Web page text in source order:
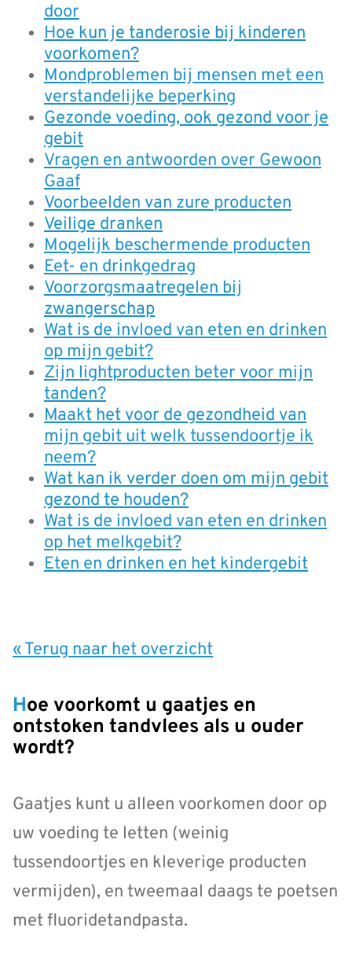
door
Hoe kun je tanderosie bij kinderen
voorkomen?
Mondproblemen bij mensen met een
verstandelijke beperking
Gezonde voeding, ook gezond voor je
gebit
Vragen en antwoorden over Gewoon
Gaaf
Voorbeelden van zure producten
Veilige dranken
Mogelijk beschermende producten
Eet- en drinkgedrag
Voorzorgsmaatregelen bij
zwangerschap
Wat is de invloed van eten en drinken
op mijn gebit?
Zijn lightproducten beter voor mijn
tanden?
Maakt het voor de gezondheid van
mijn gebit uit welk tussendoortje ik
neem?
Wat kan ik verder doen om mijn gebit
gezond te houden?
Wat is de invloed van eten en drinken
op het melkgebit?
Eten en drinken en het kindergebit
« Terug naar het overzicht
Hoe voorkomt u gaatjes en
ontstoken tandvlees als u ouder
wordt?
Gaatjes kunt u alleen voorkomen door op
uw voeding te letten (weinig
tussendoortjes en kleverige producten
vermijden), en tweemaal daags te poetsen
met fluoridetandpasta.